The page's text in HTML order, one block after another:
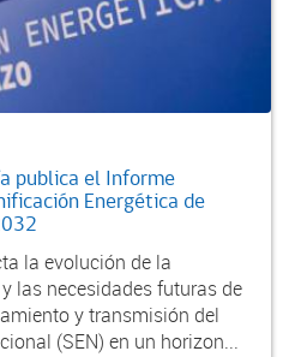
publica el Informe
Energética de
la evolución de la
las necesidades futuras de
y transmisión del
(SEN) en un horizon...